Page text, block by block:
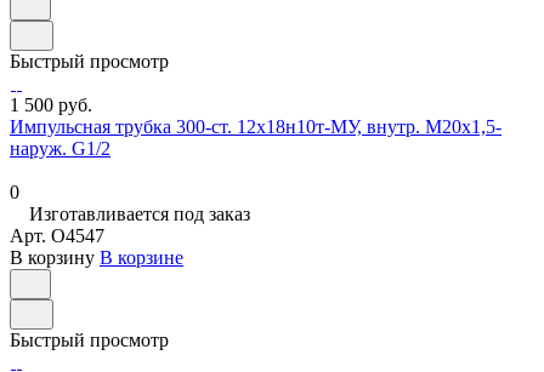
Быстрый просмотр
1 500 руб.
Импульсная трубка 300-ст. 12х18н10т-МУ, внутр. М20х1,5-
наруж. G1/2
0
Изготавливается под заказ
Арт. O4547
В корзину В корзине
Быстрый просмотр